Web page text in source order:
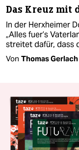
Das Kreuz mit
In der Herxheimer
„Alles fuer’s
streitet dafür, dass
Von Thomas Gerlach